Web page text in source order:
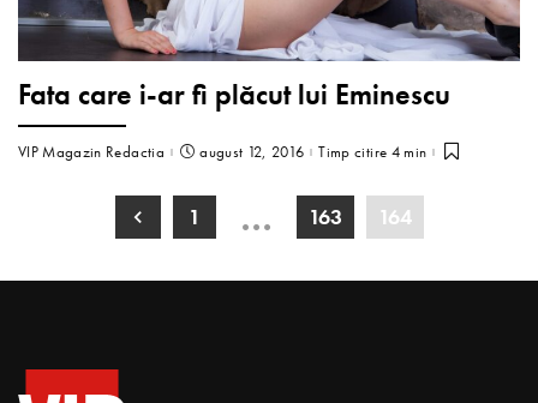
Fata care i-ar fi plăcut lui Eminescu
VIP Magazin Redactia august 12, 2016 Timp citire 4 min
1 … 163 164